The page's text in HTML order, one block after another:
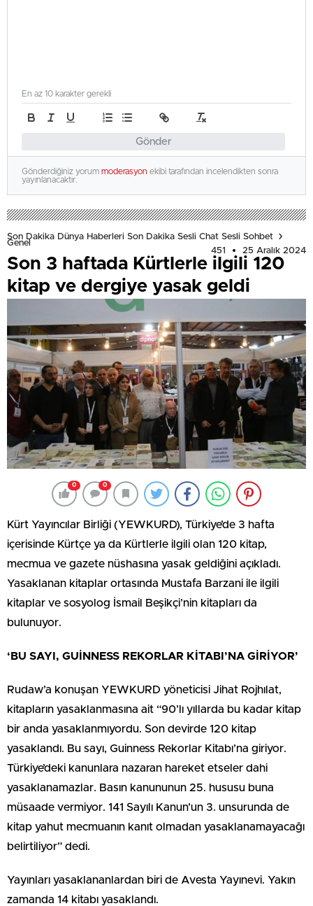
Gönder
En az 10 karakter gerekli
Gönderdiğiniz yorum moderasyon ekibi tarafından incelendikten sonra
yayınlanacaktır.
Son Dakika Dünya Haberleri Son Dakika Sesli Chat Sesli Sohbet
Genel
451
25 Aralık 2024
Son 3 haftada Kürtlerle ilgili 120
kitap ve dergiye yasak geldi
0 0
Kürt Yayıncılar Birliği (YEWKURD), Türkiye’de 3 hafta
içerisinde Kürtçe ya da Kürtlerle ilgili olan 120 kitap,
mecmua ve gazete nüshasına yasak geldiğini açıkladı.
Yasaklanan kitaplar ortasında Mustafa Barzani ile ilgili
kitaplar ve sosyolog İsmail Beşikçi’nin kitapları da
bulunuyor.
‘BU SAYI, GUİNNESS REKORLAR KİTABI’NA GİRİYOR’
Rudaw’a konuşan YEWKURD yöneticisi Jihat Rojhılat,
kitapların yasaklanmasına ait “90’lı yıllarda bu kadar kitap
bir anda yasaklanmıyordu. Son devirde 120 kitap
yasaklandı. Bu sayı, Guinness Rekorlar Kitabı’na giriyor.
Türkiye’deki kanunlara nazaran hareket etseler dahi
yasaklanamazlar. Basın kanununun 25. hususu buna
müsaade vermiyor. 141 Sayılı Kanun’un 3. unsurunda de
kitap yahut mecmuanın kanıt olmadan yasaklanamayacağı
belirtiliyor” dedi.
Yayınları yasaklananlardan biri de Avesta Yayınevi. Yakın
zamanda 14 kitabı yasaklandı.